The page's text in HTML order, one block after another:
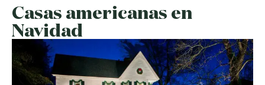
Casas americanas en
Navidad